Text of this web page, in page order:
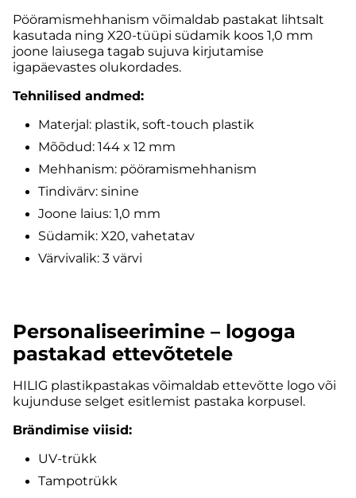
Pööramismehhanism võimaldab pastakat lihtsalt
kasutada ning X20-tüüpi südamik koos 1,0 mm
joone laiusega tagab sujuva kirjutamise
igapäevastes olukordades.
Tehnilised andmed:
Materjal: plastik, soft-touch plastik
Mõõdud: 144 x 12 mm
Mehhanism: pööramismehhanism
Tindivärv: sinine
Joone laius: 1,0 mm
Südamik: X20, vahetatav
Värvivalik: 3 värvi
Personaliseerimine – logoga
pastakad ettevõtetele
HILIG plastikpastakas võimaldab ettevõtte logo või
kujunduse selget esitlemist pastaka korpusel.
Brändimise viisid:
UV-trükk
Tampotrükk